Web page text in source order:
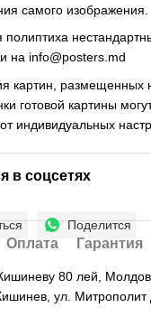
самого изображения.
полиптиха
на info@posters.md
картин, размещенных
готовой картины
индивидуальных
в соцсетях
Поделится
Оплата Гарантия
80 лей,
ул.